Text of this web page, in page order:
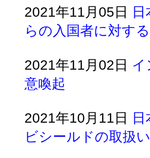
2021年11月05日
らの入国者に対す
2021年11月02日 イ
意喚起
2021年10月11日
ビシールドの取扱い